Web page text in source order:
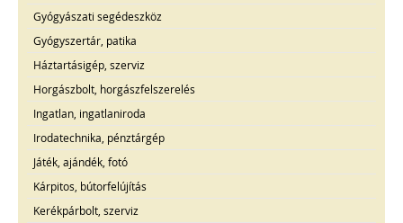
Gyógyászati segédeszköz
Gyógyszertár, patika
Háztartásigép, szerviz
Horgászbolt, horgászfelszerelés
Ingatlan, ingatlaniroda
Irodatechnika, pénztárgép
Játék, ajándék, fotó
Kárpitos, bútorfelújítás
Kerékpárbolt, szerviz